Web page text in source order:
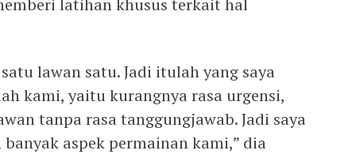
latihan khusus terkait hal
lawan satu. Jadi itulah yang saya
kami, yaitu kurangnya rasa urgensi,
tanpa rasa tanggungjawab. Jadi saya
aspek permainan kami,” dia